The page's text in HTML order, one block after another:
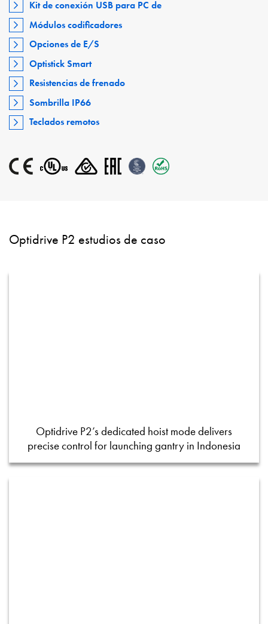
Kit de conexión USB para PC de
Módulos codificadores
Opciones de E/S
Optistick Smart
Resistencias de frenado
Sombrilla IP66
Teclados remotos
Optidrive P2 estudios de caso
Optidrive P2’s dedicated hoist mode delivers
precise control for launching gantry in Indonesia